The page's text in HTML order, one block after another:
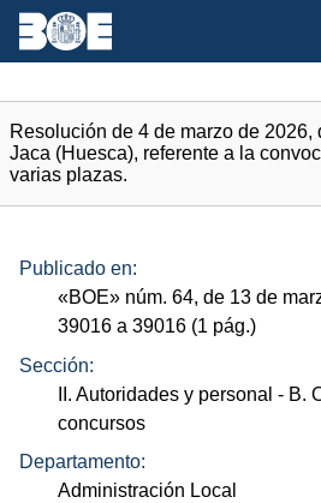
Resolución de 4 de marzo de 2026,
Jaca (Huesca), referente a la
varias plazas.
Publicado en:
«BOE» núm. 64, de 13 de
39016 a 39016 (1 pág.)
Sección:
II. Autoridades y personal - B.
concursos
Departamento:
Administración Local